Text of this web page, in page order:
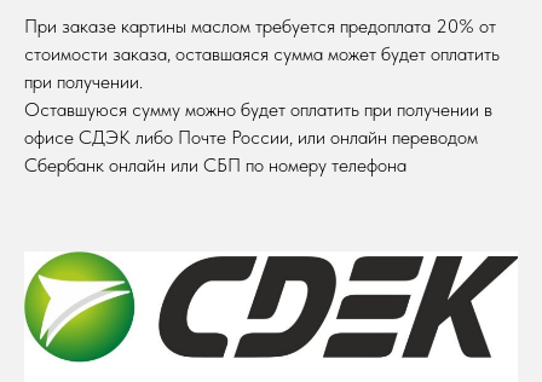
При заказе картины маслом требуется предоплата 20% от
стоимости заказа, оставшаяся сумма может будет оплатить
при получении.
Оставшуюся сумму можно будет оплатить при получении в
офисе СДЭК либо Почте России, или онлайн переводом
Сбербанк онлайн или СБП по номеру телефона